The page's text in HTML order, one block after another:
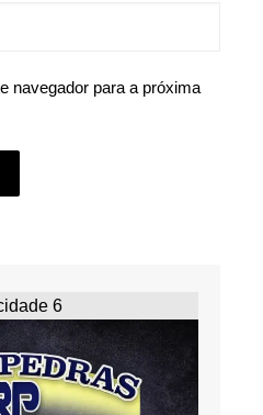
navegador para a próxima
6